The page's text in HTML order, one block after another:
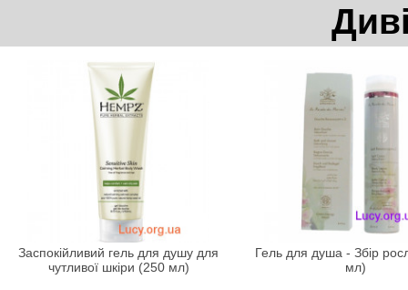
Заспокійливий гель для душу для
чутливої шкіри (250 мл)
Гель для душа - Збір
мл)